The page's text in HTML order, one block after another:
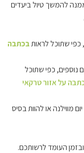
להמשך טיול ביעדים
בכתבה
מחוץ לווילנה, הייתי מקדישה 1-2 ימים נוספים, כפי שתוכל
על אזור טרקאי
מווילנה או להוות בסיס
העומד לרשותכם.